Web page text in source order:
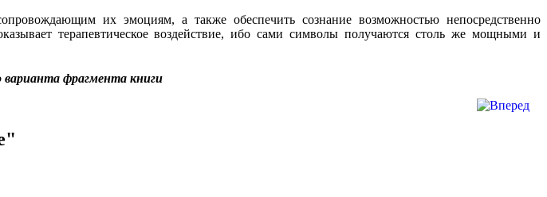
их эмоциям, а также обеспечить сознание возможностью непосредственно
терапевтическое воздействие, ибо сами символы получаются столь же мощными и
варианта фрагмента книги